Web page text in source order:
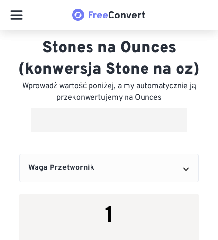
Stones na Ounces
(konwersja Stone na oz)
Wprowadź wartość poniżej, a my automatycznie ją
przekonwertujemy na Ounces